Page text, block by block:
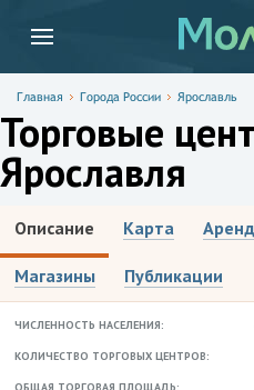
Главная Города России Ярославль
Торговые
Ярославля
Описание Карта
Магазины Публикации
ЧИСЛЕННОСТЬ НАСЕЛЕНИЯ:
КОЛИЧЕСТВО ТОРГОВЫХ ЦЕНТРОВ: